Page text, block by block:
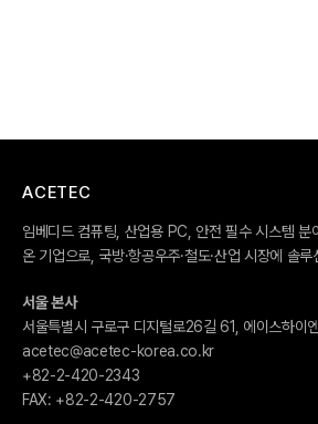
ACETEC
임베디드 컴퓨팅, 산업용 PC, 안전 필수 시스템
온 기업으로, 국방·항공우주·철도·산업 시장에 솔
서울 본사
서울특별시 구로구 디지털로26길 61, 에이스하
acetec@acetec-korea.co.kr
+82-2-420-2343
FAX: +82-2-420-2757